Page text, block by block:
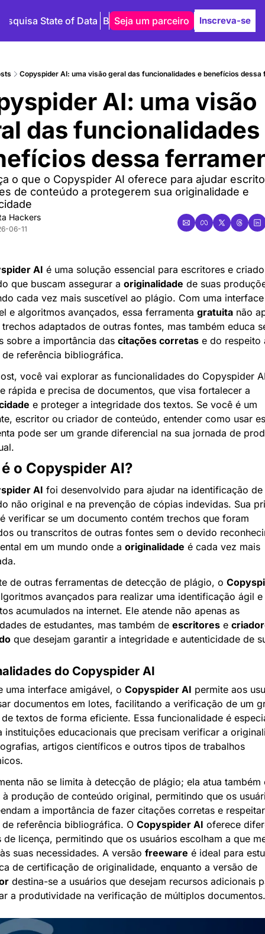
State of Data Blog Autores
Seja um parceiro Inscreva-se
Copyspider AI: uma visão geral das funcionalidades e benefícios dessa
AI: uma visão
das funcionalidades
dessa
o que o Copyspider AI oferece para ajudar
de conteúdo a protegerem sua originalidade e
Hackers
06-11
AI é uma solução essencial para escritores e
que buscam assegurar a originalidade de suas
cada vez mais suscetível ao plágio. Com uma interface
e algoritmos avançados, essa ferramenta gratuita não
adaptados de outras fontes, mas também educa
sobre a importância das citações corretas e do respeito
de referência bibliográfica.
você vai explorar as funcionalidades do Copyspider
e proteger a integridade dos textos. Se você é um
escritor ou criador de conteúdo, entender como usar
pode ser um grande diferencial na sua jornada de
o Copyspider AI?
AI foi desenvolvido para ajudar na identificação de
não original e na prevenção de cópias indevidas. Sua
verificar se um documento contém trechos que foram
ou transcritos de outras fontes sem o devido
em um mundo onde a originalidade é cada vez mais
de outras ferramentas de detecção de plágio, o
avançados para realizar uma identificação ágil
acumulados na internet. Ele atende não apenas as
de estudantes, mas também de escritores e
que desejam garantir a integridade e autenticidade de
do Copyspider AI
uma interface amigável, o Copyspider AI permite aos
documentos em lotes, facilitando a verificação de um
textos de forma eficiente. Essa funcionalidade é
instituições educacionais que precisam verificar a
artigos científicos e outros tipos de trabalhos
não se limita à detecção de plágio; ela atua também
à produção de conteúdo original, permitindo que os
a importância de fazer citações corretas e
de referência bibliográfica. O Copyspider AI oferece
de licença, permitindo que os usuários escolham a que
suas necessidades. A versão freeware é ideal para
destina-se a usuários que desejam recursos adicionais
a produtividade na verificação de múltiplos documentos.